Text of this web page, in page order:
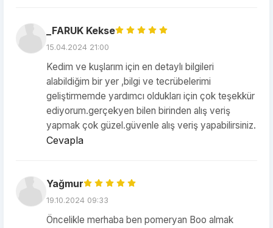
_FARUK Kekse
15.04.2024 21:00
Kedim ve kuşlarım için en detaylı bilgileri
alabildiğim bir yer ,bilgi ve tecrübelerimi
geliştirmemde yardımcı oldukları için çok teşekkür
ediyorum.gerçekyen bilen birinden alış veriş
yapmak çok güzel.güvenle alış veriş yapabilirsiniz.
Cevapla
Yağmur
19.10.2024 09:33
Öncelikle merhaba ben pomeryan Boo almak